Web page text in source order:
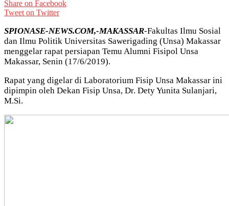
Share on Facebook
Tweet on Twitter
SPIONASE-NEWS.COM,-MAKASSAR-Fakultas Ilmu Sosial
dan Ilmu Politik Universitas Sawerigading (Unsa) Makassar
menggelar rapat persiapan Temu Alumni Fisipol Unsa
Makassar, Senin (17/6/2019).
Rapat yang digelar di Laboratorium Fisip Unsa Makassar ini
dipimpin oleh Dekan Fisip Unsa, Dr. Dety Yunita Sulanjari,
M.Si.